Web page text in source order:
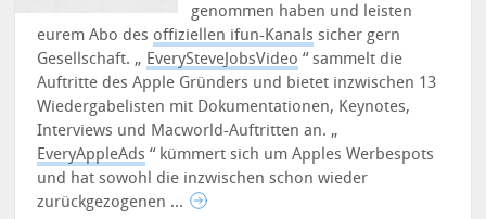
genommen haben und leisten
eurem Abo des offiziellen ifun-Kanals sicher gern
Gesellschaft. „ EverySteveJobsVideo “ sammelt die
Auftritte des Apple Gründers und bietet inzwischen 13
Wiedergabelisten mit Dokumentationen, Keynotes,
Interviews und Macworld-Auftritten an. „
EveryAppleAds “ kümmert sich um Apples Werbespots
und hat sowohl die inzwischen schon wieder
zurückgezogenen ...